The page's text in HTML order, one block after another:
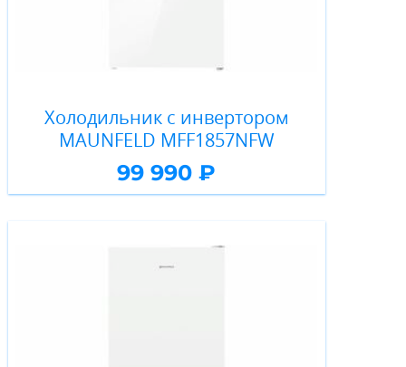
Холодильник с инвертором
MAUNFELD MFF1857NFW
99 990 ₽